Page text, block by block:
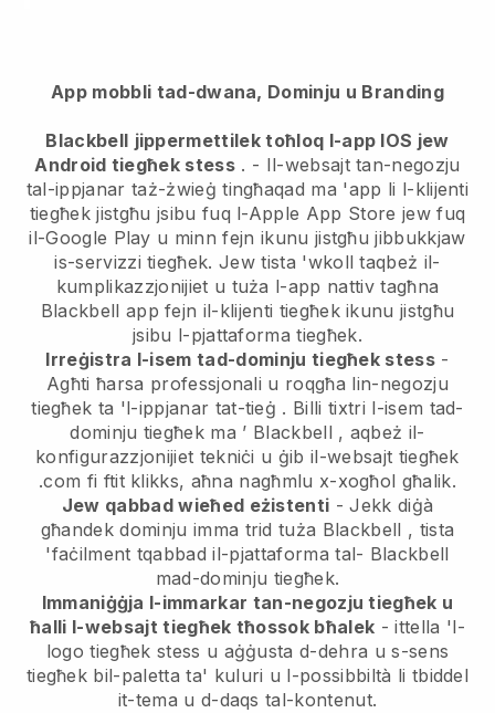
App mobbli tad-dwana, Dominju u Branding
Blackbell jippermettilek toħloq l-app IOS jew
Android tiegħek stess . - Il-websajt tan-negozju
tal-ippjanar taż-żwieġ tingħaqad ma 'app li l-klijenti
tiegħek jistgħu jsibu fuq l-Apple App Store jew fuq
il-Google Play u minn fejn ikunu jistgħu jibbukkjaw
is-servizzi tiegħek. Jew tista 'wkoll taqbeż il-
kumplikazzjonijiet u tuża l-app nattiv tagħna
Blackbell app fejn il-klijenti tiegħek ikunu jistgħu
jsibu l-pjattaforma tiegħek.
Irreġistra l-isem tad-dominju tiegħek stess -
Agħti ħarsa professjonali u roqgħa lin-negozju
tiegħek ta 'l-ippjanar tat-tieġ . Billi tixtri l-isem tad-
dominju tiegħek ma ’ Blackbell , aqbeż il-
konfigurazzjonijiet tekniċi u ġib il-websajt tiegħek
.com fi ftit klikks, aħna nagħmlu x-xogħol għalik.
Jew qabbad wieħed eżistenti - Jekk diġà
għandek dominju imma trid tuża Blackbell , tista
'faċilment tqabbad il-pjattaforma tal- Blackbell
mad-dominju tiegħek.
Immaniġġja l-immarkar tan-negozju tiegħek u
ħalli l-websajt tiegħek tħossok bħalek - ittella 'l-
logo tiegħek stess u aġġusta d-dehra u s-sens
tiegħek bil-paletta ta' kuluri u l-possibbiltà li tbiddel
it-tema u d-daqs tal-kontenut.